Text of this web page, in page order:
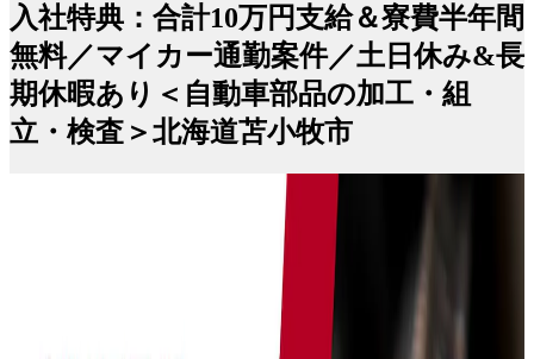
入社特典：合計10万円支給＆寮費半年間
無料／マイカー通勤案件／土日休み&長
期休暇あり＜自動車部品の加工・組
立・検査＞北海道苫小牧市